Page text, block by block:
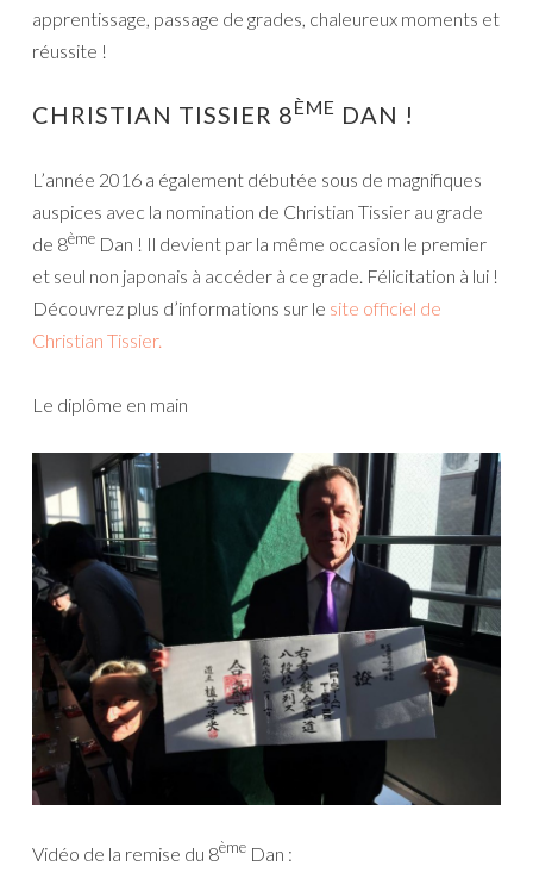
apprentissage, passage de grades, chaleureux moments et
réussite !
CHRISTIAN TISSIER 8ÈME DAN !
L’année 2016 a également débutée sous de magnifiques
auspices avec la nomination de Christian Tissier au grade
de 8ème Dan ! Il devient par la même occasion le premier
et seul non japonais à accéder à ce grade. Félicitation à lui !
Découvrez plus d’informations sur le site officiel de
Christian Tissier.
Le diplôme en main
Vidéo de la remise du 8ème Dan :